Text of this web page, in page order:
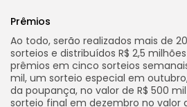
Prêmios
Ao todo, serão realizados mais de
sorteios e distribuídos R$ 2,5
prêmios em cinco sorteios
mil, um sorteio especial em
da poupança, no valor de R$ 500
sorteio final em dezembro no valor